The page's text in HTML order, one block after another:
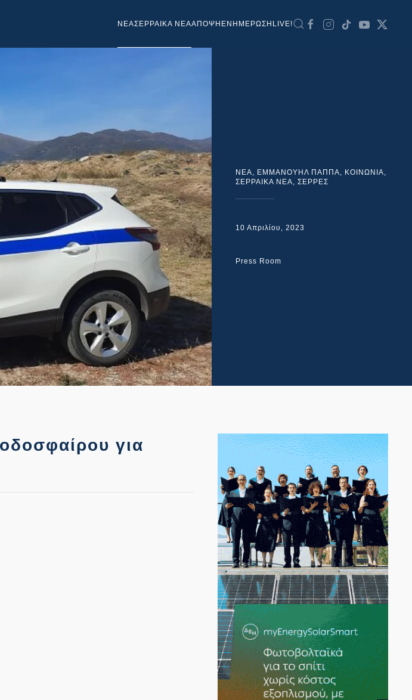
NEAΣΕΡΡΑΙΚΑ ΝΕΑΑΠΟΨΗ ΕΝΗΜΕΡΩΣΗ LIVE!
NEA, ΕΜΜΑΝΟΥΗΛ ΠΑΠΠΑ, ΚΟΙΝΩΝΙΑ,
ΣΕΡΡΑΙΚΑ ΝΕΑ, ΣΕΡΡΕΣ
10 Απριλίου, 2023
Press Room
για